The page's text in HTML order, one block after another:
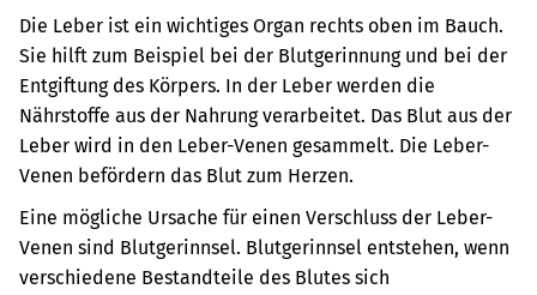
Die Leber ist ein wichtiges Organ rechts oben im Bauch.
Sie hilft zum Beispiel bei der Blutgerinnung und bei der
Entgiftung des Körpers. In der Leber werden die
Nährstoffe aus der Nahrung verarbeitet. Das Blut aus der
Leber wird in den Leber-Venen gesammelt. Die Leber-
Venen befördern das Blut zum Herzen.
Eine mögliche Ursache für einen Verschluss der Leber-
Venen sind Blutgerinnsel. Blutgerinnsel entstehen, wenn
verschiedene Bestandteile des Blutes sich